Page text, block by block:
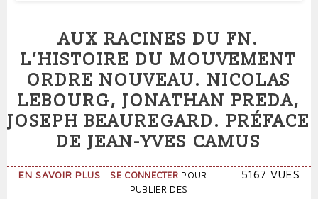
NAZISME
AUX RACINES DU FN.
L’HISTOIRE DU MOUVEMENT
ORDRE NOUVEAU. NICOLAS
LEBOURG, JONATHAN PREDA,
JOSEPH BEAUREGARD. PRÉFACE
DE JEAN-YVES CAMUS
EN SAVOIR PLUS SUR
SE CONNECTER POUR
PUBLIER DES
5167 VUES